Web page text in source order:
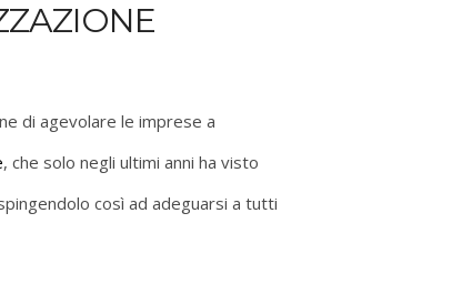
di agevolare le imprese a
, che solo negli ultimi anni ha visto
così ad adeguarsi a tutti